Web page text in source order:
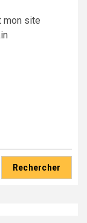
mon site
Rechercher